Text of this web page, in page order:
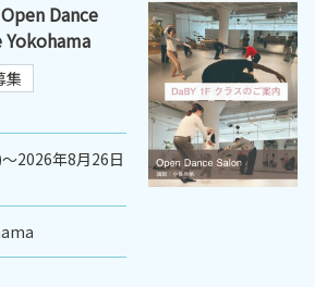
Dance
Yokohama
集
2026年8月26日